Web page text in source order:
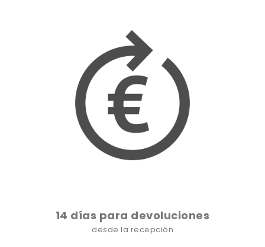
14 días para devoluciones
desde la recepción